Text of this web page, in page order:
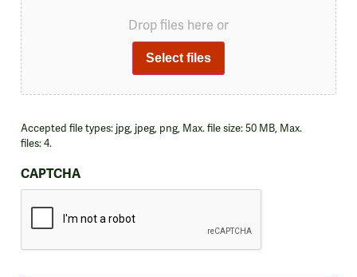
Drop files here or
Select files
Accepted file types: jpg, jpeg, png, Max. file size: 50 MB, Max.
files: 4.
CAPTCHA